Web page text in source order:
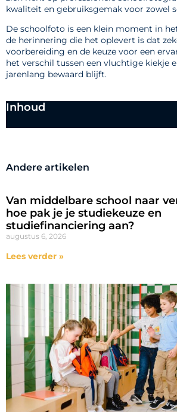
kwaliteit en gebruiksgemak voor zowel
De schoolfoto is een klein moment in
de herinnering die het oplevert is dat
voorbereiding en de keuze voor een
het verschil tussen een vluchtige kiekje
jarenlang bewaard blijft.
Inhoud
Andere artikelen
Van middelbare school naar
hoe pak je je studiekeuze en
studiefinanciering aan?
augustus 6, 2026
Lees verder »